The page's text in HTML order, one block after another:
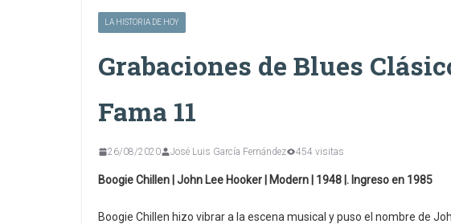
LA HISTORIA DE HOY
Grabaciones de Blues
Fama 11
26/08/2020 José Luis García Fernández 454 visitas
Boogie Chillen | John Lee Hooker | Modern | 1948 |. Ingreso en 1985
Boogie Chillen hizo vibrar a la escena musical y puso el nombre de